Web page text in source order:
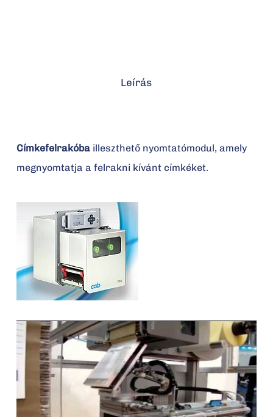
Leírás
Címkefelrakóbailleszthető nyomtatómodul, amely
megnyomtatja a felrakni kívánt címkéket.